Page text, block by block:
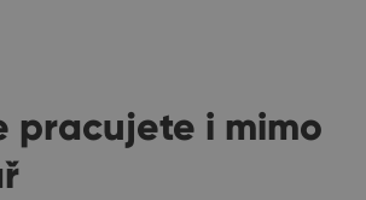
pracujete i mimo